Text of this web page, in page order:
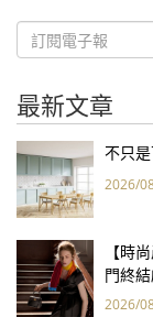
最新文章
不只
2026/
【時
門終
報亮眼
2026/